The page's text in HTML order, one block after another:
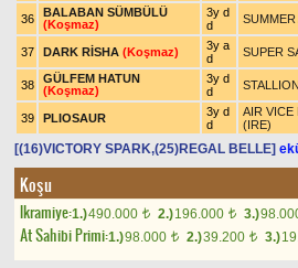
36
BALABAN SÜMBÜLÜ
(Koşmaz)
3y d
d
SUMMER
37 DARK RİSHA (Koşmaz)
3y a
d
SUPER
38
GÜLFEM HATUN
(Koşmaz)
3y d
d
39 PLIOSAUR
3y d
d
AIR VICE
(IRE)
[(16)VICTORY SPARK,(25)REGAL BELLE]
Koşu
Ikramiye:1.)490.000 t 2.)196.000 t 3.)
At Sahibi Primi:1.)98.000 t 2.)39.200 t 3.)